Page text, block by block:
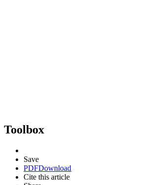
Toolbox
Save
PDFDownload
Cite this article